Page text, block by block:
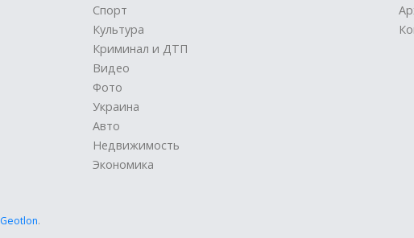
Спорт
Культура
Криминал и ДТП
Видео
Фото
Украина
Авто
Недвижимость
Экономика
Geotlon.